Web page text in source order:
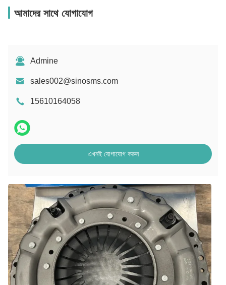
আমাদের সাথে যোগাযোগ
Admine
sales002@sinosms.com
15610164058
এখনই যোগাযোগ করুন